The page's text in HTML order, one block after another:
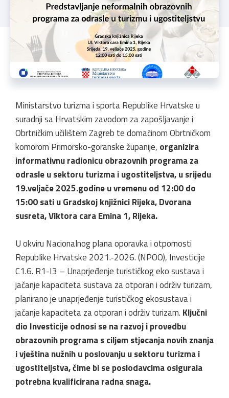
Ministarstvo turizma i sporta Republike Hrvatske u
suradnji sa Hrvatskim zavodom za zapošljavanje i
Obrtničkim učilištem Zagreb te domaćinom Obrtničkom
komorom Primorsko-goranske županije, organizira
informativnu radionicu obrazovnih programa za
odrasle u sektoru turizma i ugostiteljstva,u srijedu
19.veljače 2025.godine u vremenu od 12:00 do
15:00 sati u Gradskoj knjižnici Rijeka, Dvorana
susreta, Viktora cara Emina 1, Rijeka.
U okviru Nacionalnog plana oporavka i otpornosti
Republike Hrvatske 2021.-2026. (NPOO), Investicije
C1.6. R1-I3 – Unaprjeđenje turističkog eko sustava i
jačanje kapaciteta sustava za otporan i održiv turizam,
planirano je unaprjeđenje turističkog ekosustava i
jačanje kapaciteta za otporan i održiv turizam. Ključni
dio Investicije odnosi se na razvoj i provedbu
obrazovnih programa s ciljem stjecanja novih znanja
i vještina nužnih u poslovanju u sektoru turizma i
ugostiteljstva, čime bi se poslodavcima osigurala
potrebna kvalificirana radna snaga.